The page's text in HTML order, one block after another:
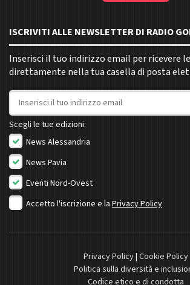
ISCRIVITI ALLE NEWSLETTER DI RADIO
Inserisci il tuo indirizzo email per ricevere le
direttamente nella tua casella di posta
Indirizzo email
Scegli le tue edizioni:
News Alessandria
News Pavia
Eventi Nord-Ovest
Accetto l'iscrizione e la Privacy Policy
Privacy Policy| Cookie Policy
Politica sulla diversità e
Codice etico e di condotta